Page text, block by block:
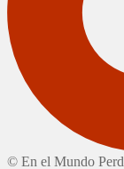
© En el Mundo